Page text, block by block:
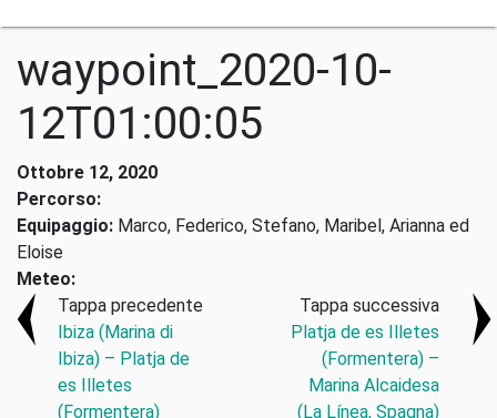
waypoint_2020-10-
12T01:00:05
Ottobre 12, 2020
Percorso:
Equipaggio: Marco, Federico, Stefano, Maribel, Arianna ed
Eloise
Meteo:
Tappa precedente
Ibiza (Marina di
Ibiza) – Platja de
es Illetes
(Formentera)
Tappa successiva
Platja de es Illetes
(Formentera) –
Marina Alcaidesa
(La Línea, Spagna)